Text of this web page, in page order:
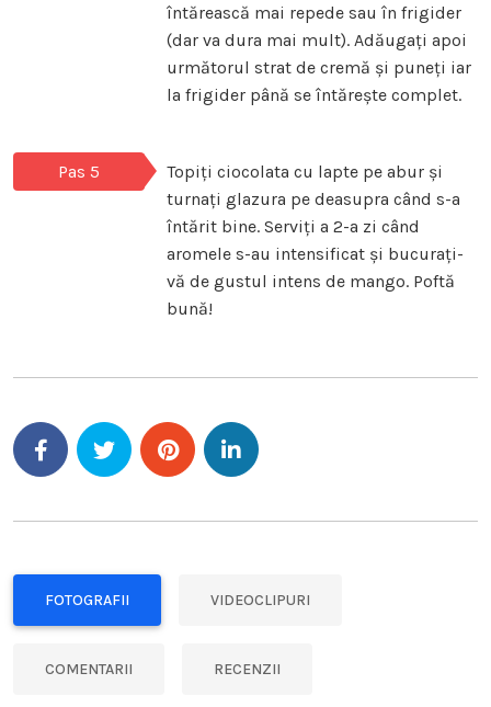
întărească mai repede sau în frigider
(dar va dura mai mult). Adăugați apoi
următorul strat de cremă și puneți iar
la frigider până se întărește complet.
Pas 5
Topiți ciocolata cu lapte pe abur și
turnați glazura pe deasupra când s-a
întărit bine. Serviți a 2-a zi când
aromele s-au intensificat și bucurați-
vă de gustul intens de mango. Poftă
bună!
FOTOGRAFII VIDEOCLIPURI
COMENTARII RECENZII